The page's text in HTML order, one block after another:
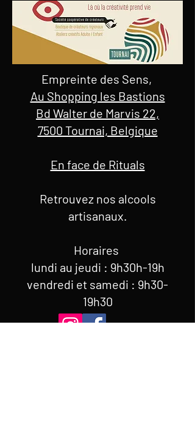
Empreinte des Sens,
Au Shopping les Bastions
Bd Walter de Marvis 22,
7500 Tournai, Belgique
En face de Rituals
Retrouvez nos alcools
artisanaux.
Horaires
lundi au jeudi : 9h30h-19h
vendredi et samedi : 9h30-
19h30